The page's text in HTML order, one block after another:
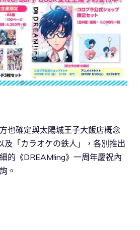
也確定與太陽城王子大飯店概念
及「カラオケの鉄人」，各別推出
的《DREAM!ing》一周年慶祝內
。